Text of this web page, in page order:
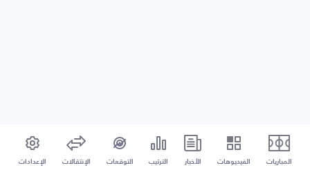
المباريات الفيديوهات الأخبار الترتيب التوقعات الإنتقالات الإعدادات